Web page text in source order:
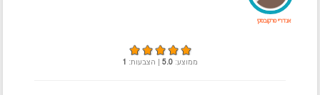
אנדריי טרקובסקי
ממוצע: 5.0 | הצבעות: 1